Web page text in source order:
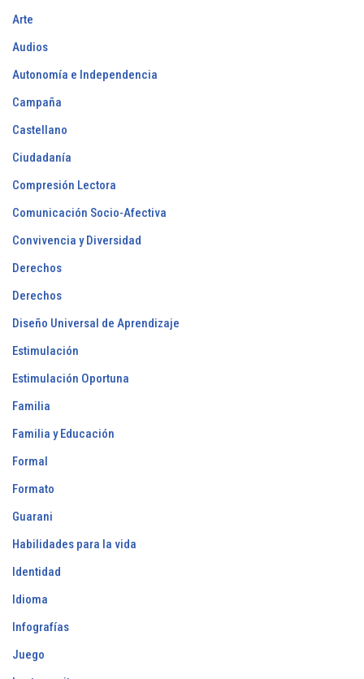
Arte
Audios
Autonomía e Independencia
Campaña
Castellano
Ciudadanía
Compresión Lectora
Comunicación Socio-Afectiva
Convivencia y Diversidad
Derechos
Derechos
Diseño Universal de Aprendizaje
Estimulación
Estimulación Oportuna
Familia
Familia y Educación
Formal
Formato
Guarani
Habilidades para la vida
Identidad
Idioma
Infografías
Juego